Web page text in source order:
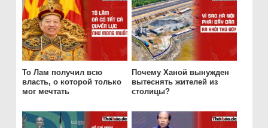
То Лам получил всю
власть, о которой только
мог мечтать
Почему Ханой вынужден
вытеснять жителей из
столицы?